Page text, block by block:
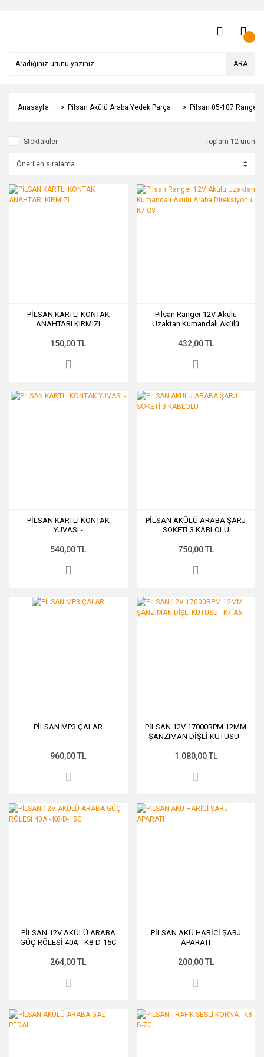
ARA
Anasayfa Pilsan Akülü Araba Yedek Parça Pilsan 05-107 Ranger
Stoktakiler Toplam 12 ürün
PİLSAN KARTLI KONTAK
ANAHTARI KIRMIZI
150,00 TL
Pilsan Ranger 12V Akülü
Uzaktan Kumandalı Akülü
432,00 TL
PİLSAN KARTLI KONTAK
YUVASI -
540,00 TL
PİLSAN AKÜLÜ ARABA ŞARJ
SOKETİ 3 KABLOLU
750,00 TL
PİLSAN MP3 ÇALAR
960,00 TL
PİLSAN 12V 17000RPM 12MM
ŞANZIMAN DİŞLİ KUTUSU -
1.080,00 TL
PİLSAN 12V AKÜLÜ ARABA
GÜÇ RÖLESİ 40A - K8-D-15C
264,00 TL
PİLSAN AKÜ HARİCİ ŞARJ
APARATI
200,00 TL